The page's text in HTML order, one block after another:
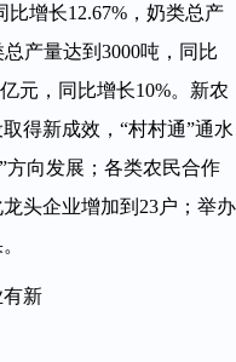
比增长12.67%，奶类总产
产量达到3000吨，同比
元，同比增长10%。新农
得新成效，“村村通”通水
方向发展；各类农民合作
头企业增加到23户；举办
新